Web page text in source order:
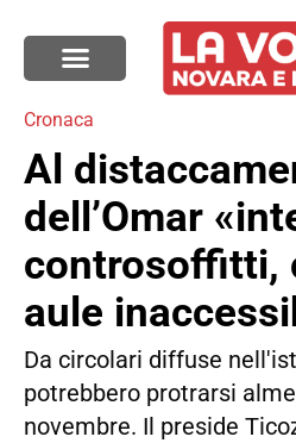
Cronaca
Al
dell’Omar
controsoffitti,
aule
Da circolari diffuse
potrebbero protrarsi
novembre. Il preside